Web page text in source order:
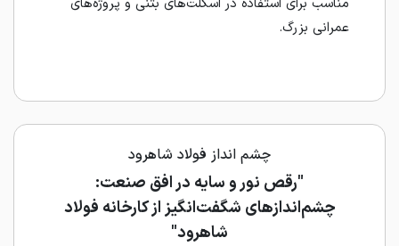
عمرانی بزرگ.
چشم انداز فولاد شاهرود
"رقص نور و سایه در افق صنعت:
چشم‌اندازهای شگفت‌انگیز از کارخانه فولاد
شاهرود"